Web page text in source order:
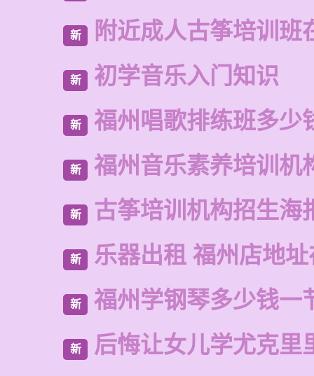
新 附近成人古筝培训班
新 初学音乐入门知识
新 福州唱歌排练班多少
新 福州音乐素养培训机
新 古筝培训机构招生海
新 乐器出租 福州店地
新 福州学钢琴多少钱一
新 后悔让女儿学尤克里